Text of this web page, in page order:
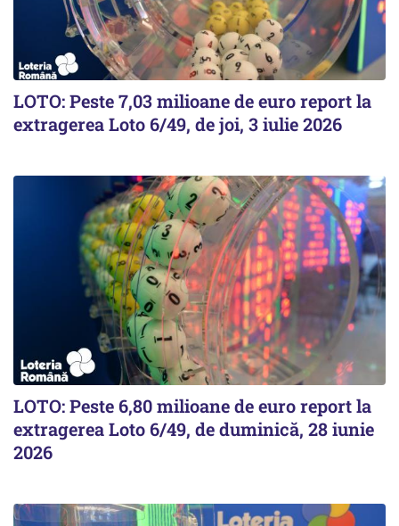
LOTO: Peste 7,03 milioane de euro report la
extragerea Loto 6/49, de joi, 3 iulie 2026
LOTO: Peste 6,80 milioane de euro report la
extragerea Loto 6/49, de duminică, 28 iunie
2026